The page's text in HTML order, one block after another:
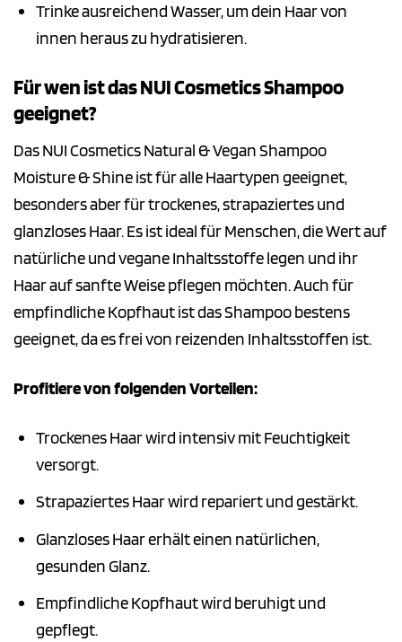
Trinke ausreichend Wasser, um dein Haar von
innen heraus zu hydratisieren.
Für wen ist das NUI Cosmetics Shampoo
geeignet?
Das NUI Cosmetics Natural & Vegan Shampoo
Moisture & Shine ist für alle Haartypen geeignet,
besonders aber für trockenes, strapaziertes und
glanzloses Haar. Es ist ideal für Menschen, die Wert auf
natürliche und vegane Inhaltsstoffe legen und ihr
Haar auf sanfte Weise pflegen möchten. Auch für
empfindliche Kopfhaut ist das Shampoo bestens
geeignet, da es frei von reizenden Inhaltsstoffen ist.
Profitiere von folgenden Vorteilen:
Trockenes Haar wird intensiv mit Feuchtigkeit
versorgt.
Strapaziertes Haar wird repariert und gestärkt.
Glanzloses Haar erhält einen natürlichen,
gesunden Glanz.
Empfindliche Kopfhaut wird beruhigt und
gepflegt.